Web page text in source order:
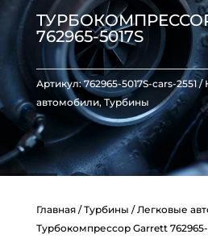
ТУРБОКОМПРЕССОР
762965-5017S
Артикул:762965-5017S-cars-2551
автомобили, Турбины
Главная/Турбины /Легковые
Турбокомпрессор Garrett 762965-